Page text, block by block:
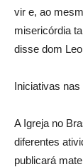
vir e, ao
misericórdia
disse dom
Iniciativas
A Igreja no
diferentes
publicará